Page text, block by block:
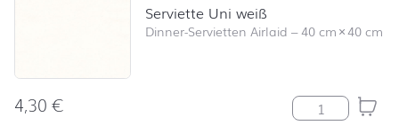
Serviette Uni weiß
Dinner-Servietten Airlaid –40 cm×40 cm
4,30€ Serviette Uni